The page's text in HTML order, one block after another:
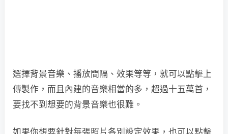
選擇背景音樂、播放間隔、效果等等，就可以點擊上
傳製作，而且內建的音樂相當的多，超過十五萬首，
要找不到想要的背景音樂也很難。
如果你想要針對每張照片各別設定效果，也可以點擊